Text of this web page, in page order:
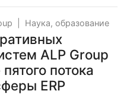
Наука, образование
ALP Group
потока
ERP